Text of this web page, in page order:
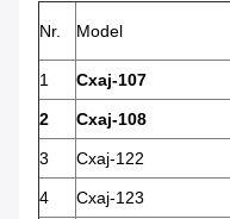
Nr. Model
1 Cxaj-107
2 Cxaj-108
3 Cxaj-122
4 Cxaj-123